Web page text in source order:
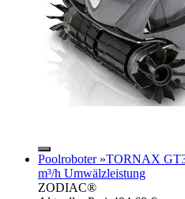
Poolroboter »TORNAX
m³/h Umwälzleistung
ZODIAC®